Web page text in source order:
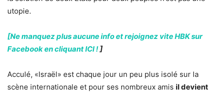
utopie.
[Ne manquez plus aucune info et rejoignez vite HBK sur
Facebook en cliquant ICI ! ]
Acculé, «Israël» est chaque jour un peu plus isolé sur la
scène internationale et pour ses nombreux amis il devient